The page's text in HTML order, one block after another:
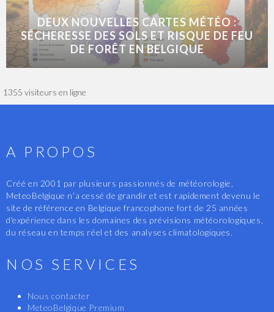
DEUX NOUVELLES CARTES MÉTÉO :
SÉCHERESSE DES SOLS ET RISQUE DE FEU
DE FORÊT EN BELGIQUE
1355 visiteurs en ligne
A PROPOS
Créé en 2001 par plusieurs passionnés de météorologie,
MeteoBelgique n'a cessé de grandir et est rapidement devenu le
site de référence en Belgique francophone fort de 25 années
d'expérience dans les domaines des prévisions météorologiques,
du réseau en temps réel et des analyses climatologiques.
NOS SERVICES
Nous contacter
MeteoBelgique Premium